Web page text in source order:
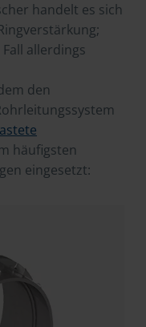
handelt es sich
allerdings
den
häufigsten
eingesetzt: